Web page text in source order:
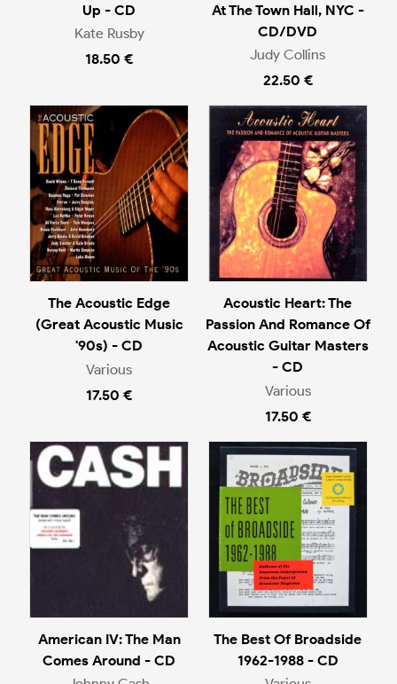
Up - CD
Kate Rusby
18.50 €
At The Town Hall, NYC -
CD/DVD
Judy Collins
22.50 €
The Acoustic Edge
(Great Acoustic Music
'90s) - CD
Various
17.50 €
Acoustic Heart: The
Passion And Romance Of
Acoustic Guitar Masters
- CD
Various
17.50 €
American IV: The Man
Comes Around - CD
The Best Of Broadside
1962-1988 - CD